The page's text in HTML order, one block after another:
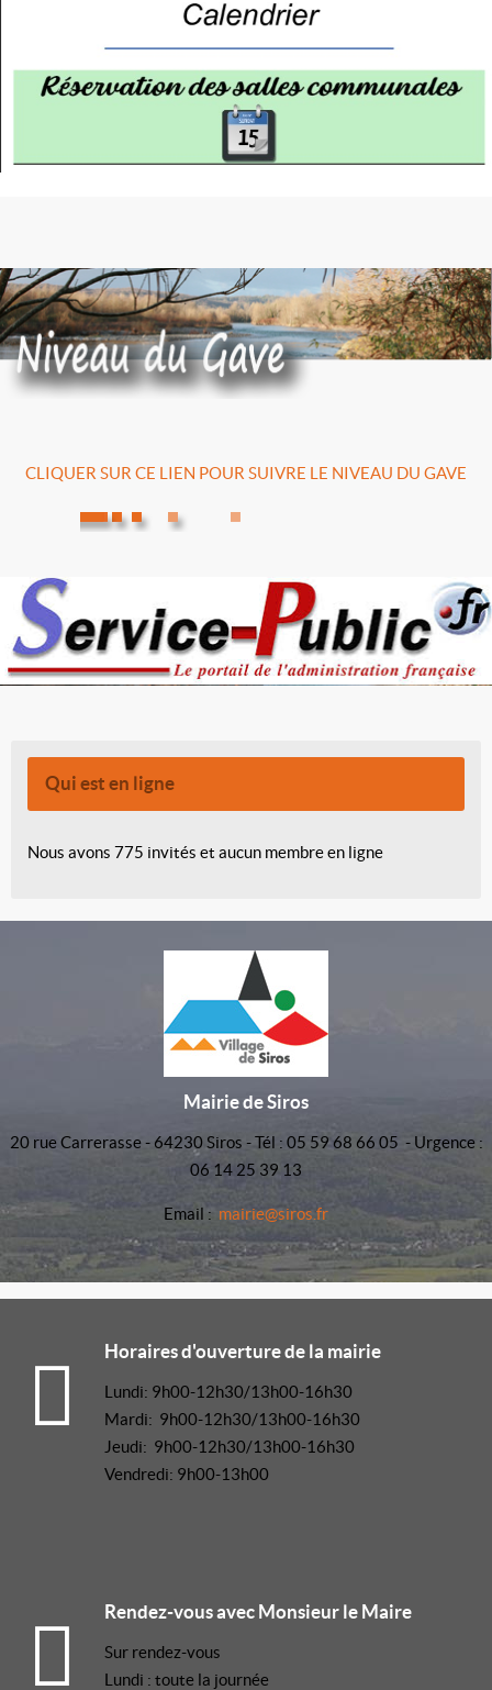
CLIQUER SUR CE LIEN POUR SUIVRE LE NIVEAU DU GAVE
Qui est en ligne
Nous avons 775 invités et aucun membre en ligne
Mairie de Siros
20 rue Carrerasse - 64230 Siros - Tél : 05 59 68 66 05 - Urgence :
06 14 25 39 13
Email : mairie@siros.fr
Horaires d'ouverture de la mairie
Lundi: 9h00-12h30/13h00-16h30
Mardi: 9h00-12h30/13h00-16h30
Jeudi: 9h00-12h30/13h00-16h30
Vendredi: 9h00-13h00
Rendez-vous avec Monsieur le Maire
Sur rendez-vous
Lundi : toute la journée